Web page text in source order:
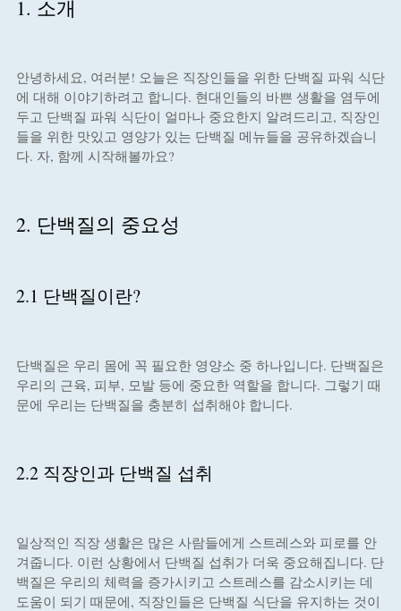
1. 소개
안녕하세요, 여러분! 오늘은 직장인들을 위한 단백질 파워 식단
에 대해 이야기하려고 합니다. 현대인들의 바쁜 생활을 염두에
두고 단백질 파워 식단이 얼마나 중요한지 알려드리고, 직장인
들을 위한 맛있고 영양가 있는 단백질 메뉴들을 공유하겠습니
다. 자, 함께 시작해볼까요?
2. 단백질의 중요성
2.1 단백질이란?
단백질은 우리 몸에 꼭 필요한 영양소 중 하나입니다. 단백질은
우리의 근육, 피부, 모발 등에 중요한 역할을 합니다. 그렇기 때
문에 우리는 단백질을 충분히 섭취해야 합니다.
2.2 직장인과 단백질 섭취
일상적인 직장 생활은 많은 사람들에게 스트레스와 피로를 안
겨줍니다. 이런 상황에서 단백질 섭취가 더욱 중요해집니다. 단
백질은 우리의 체력을 증가시키고 스트레스를 감소시키는 데
도움이 되기 때문에, 직장인들은 단백질 식단을 유지하는 것이